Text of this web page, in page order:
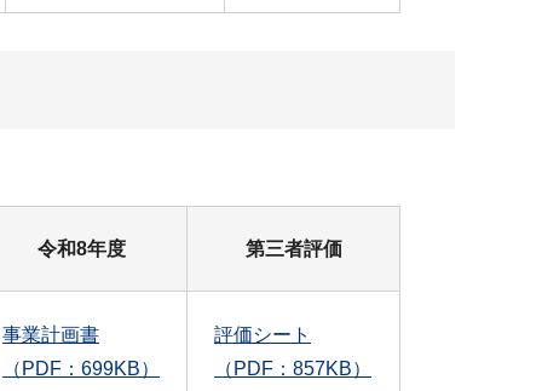
令和8年度 第三者評価
事業計画書
（PDF：699KB）
評価シート
（PDF：857KB）